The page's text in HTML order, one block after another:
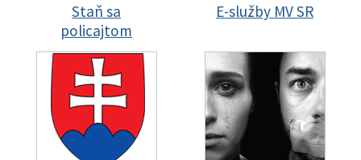
Staň sa
policajtom
E-služby MV SR